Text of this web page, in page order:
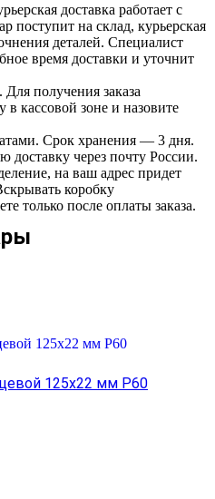
доставка работает с
поступит на склад, курьерская
деталей. Специалист
время доставки и уточнит
получения заказа
в кассовой зоне и назовите
Срок хранения — 3 дня.
доставку через почту России.
на ваш адрес придет
коробку
только после оплаты заказа.
125х22 мм Р60